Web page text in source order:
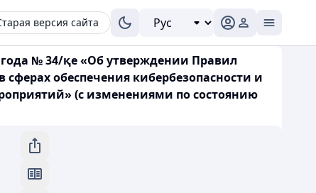
версия сайта
года № 34/қе «Об утверждении Правил
обеспечения кибербезопасности и
(с изменениями по состоянию